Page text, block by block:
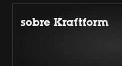
sobre Kraftform